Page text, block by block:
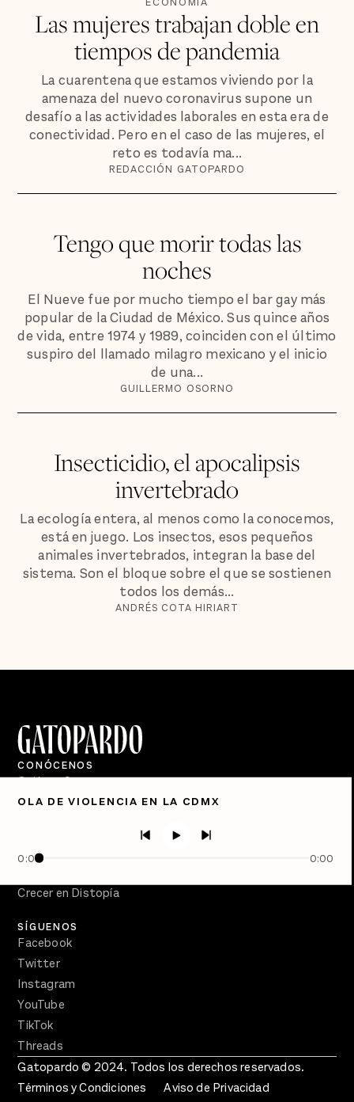
Las mujeres trabajan doble en
tiempos de pandemia
La cuarentena que estamos viviendo por la
amenaza del nuevo coronavirus supone un
desafío a las actividades laborales en esta era de
conectividad. Pero en el caso de las mujeres, el
reto es todavía ma...
REDACCIÓN GATOPARDO
Tengo que morir todas las
noches
El Nueve fue por mucho tiempo el bar gay más
popular de la Ciudad de México. Sus quince años
de vida, entre 1974 y 1989, coinciden con el último
suspiro del llamado milagro mexicano y el inicio
de una...
GUILLERMO OSORNO
Insecticidio, el apocalipsis
invertebrado
La ecología entera, al menos como la conocemos,
está en juego. Los insectos, esos pequeños
animales invertebrados, integran la base del
sistema. Son el bloque sobre el que se sostienen
todos los demás...
ANDRÉS COTA HIRIART
OLA DE VIOLENCIA EN LA CDMX
0:00 0:00
CONÓCENOS
Quiénes Somos
Directorio
Semanario Gatopardo
Crecer en Distopía
SÍGUENOS
Facebook
Twitter
Instagram
YouTube
TikTok
Threads
Gatopardo © 2024. Todos los derechos reservados.
Términos y Condiciones
Aviso de Privacidad